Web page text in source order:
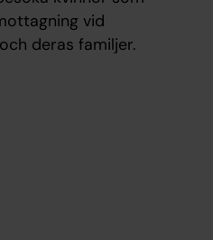
vid
deras familjer.